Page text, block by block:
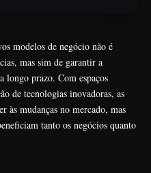
modelos de negócio não é
mas sim de garantir a
longo prazo. Com espaços
de tecnologias inovadoras, as
às mudanças no mercado, mas
tanto os negócios quanto